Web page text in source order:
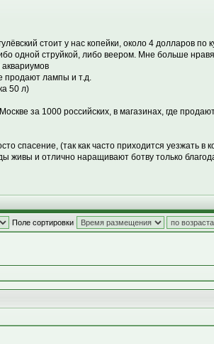
стоит у нас копейки, около 4 долларов по
одной струйкой, либо веером. Мне больше
продают лампы и т.д.
50 л)
за 1000 российских, в магазинах, где
спасение, (так как часто приходится уезжать
живы и отлично наращивают ботву только
Поле сортировки